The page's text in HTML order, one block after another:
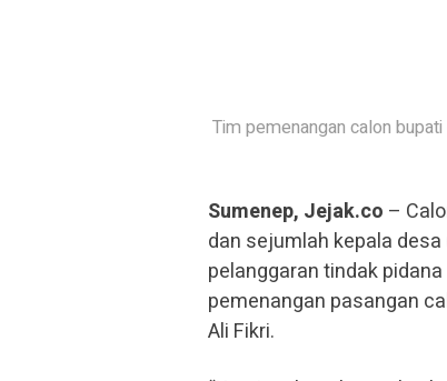
Tim pemenangan calon
Sumenep, Jejak.co –
dan sejumlah kepala
pelanggaran tindak
pemenangan pasangan
Ali Fikri.